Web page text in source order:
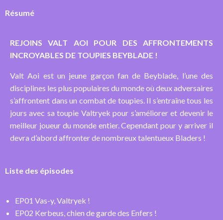
Résumé
REJOINS VALT AOI POUR DES AFFRONTEMENTS
INCROYABLES DE TOUPIES BEYBLADE !
Valt Aoi est un jeune garçon fan de Beyblade, l’une des
disciplines les plus populaires du monde où deux adversaires
s’affrontent dans un combat de toupies. Il s’entraîne tous les
jours avec sa toupie Valtryek pour s’améliorer et devenir le
meilleur joueur du monde entier. Cependant pour y arriver il
devra d’abord affronter de nombreux talentueux Bladers !
Liste des épisodes
EP01 Vas-y, Valtryek !
EP02 Kerbeus, chien de garde des Enfers !